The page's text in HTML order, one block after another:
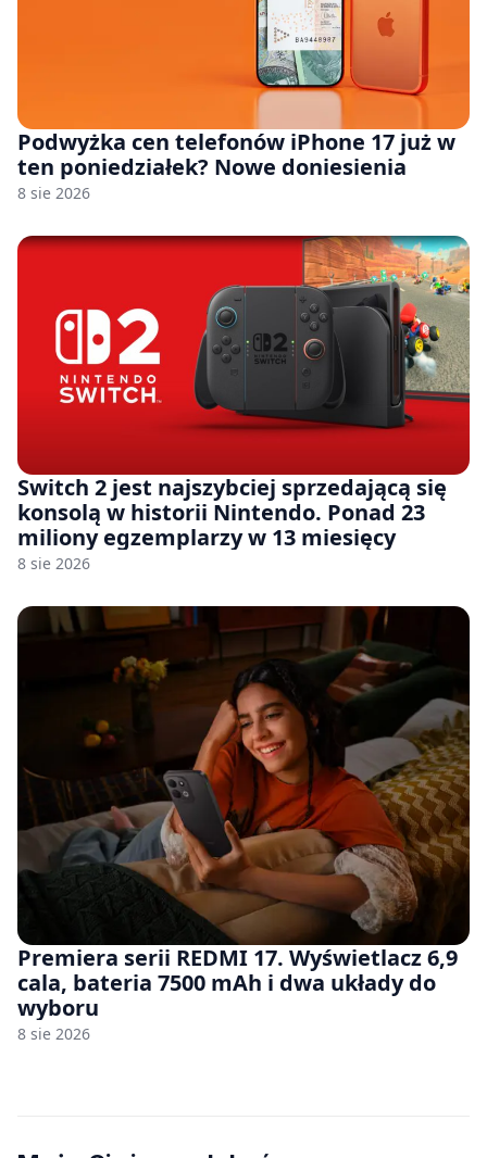
Podwyżka cen telefonów iPhone 17 już w
ten poniedziałek? Nowe doniesienia
8 sie 2026
Switch 2 jest najszybciej sprzedającą się
konsolą w historii Nintendo. Ponad 23
miliony egzemplarzy w 13 miesięcy
8 sie 2026
Premiera serii REDMI 17. Wyświetlacz 6,9
cala, bateria 7500 mAh i dwa układy do
wyboru
8 sie 2026